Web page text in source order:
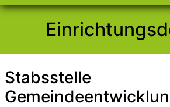
Stabsstelle